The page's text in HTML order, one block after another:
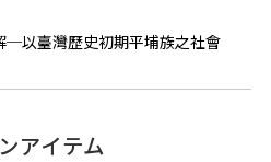
─以臺灣歷史初期平埔族之社會
アイテム